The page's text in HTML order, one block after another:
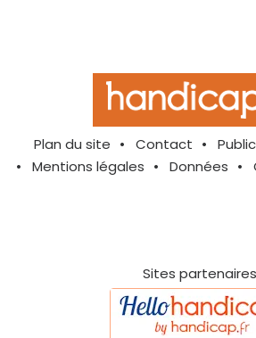
Plan du site Contact
Mentions légales
Données
Sites partenaires